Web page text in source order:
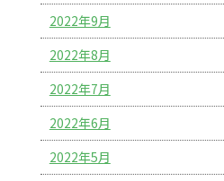
2022年9月
2022年8月
2022年7月
2022年6月
2022年5月